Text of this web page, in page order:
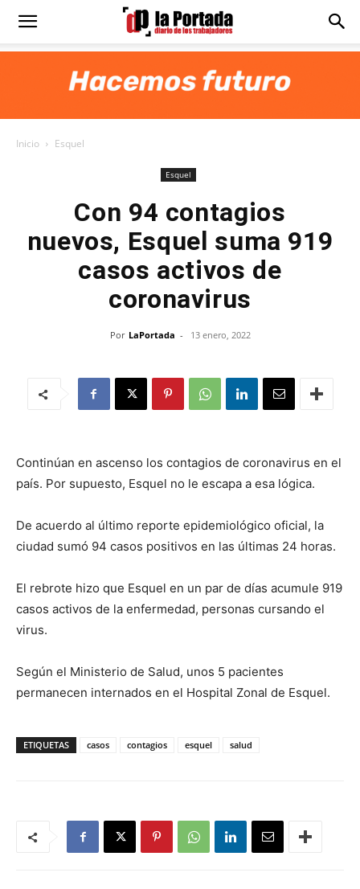
Diario
Inicio Esquel
Esquel
Con 94 contagios
nuevos, Esquel suma 919
casos activos de
coronavirus
Por LaPortada - 13 enero, 2022
Continúan en ascenso los contagios de coronavirus en el
país. Por supuesto, Esquel no le escapa a esa lógica.
De acuerdo al último reporte epidemiológico oficial, la
ciudad sumó 94 casos positivos en las últimas 24 horas.
El rebrote hizo que Esquel en un par de días acumule 919
casos activos de la enfermedad, personas cursando el
virus.
Según el Ministerio de Salud, unos 5 pacientes
permanecen internados en el Hospital Zonal de Esquel.
ETIQUETAS casos contagios esquel salud